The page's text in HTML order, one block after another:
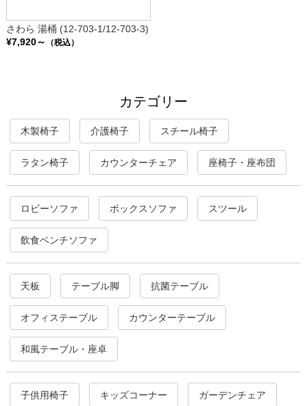
さわら 湯桶 (12-703-1/12-703-3)
¥7,920～
（税込）
カテゴリー
木製椅子 介護椅子 スチール椅子
ラタン椅子 カウンターチェア 座椅子・座布団
ロビーソファ ボックスソファ スツール
飲食ベンチソファ
天板 テーブル脚 抗菌テーブル
オフィステーブル カウンターテーブル
和風テーブル・座卓
子供用椅子 キッズコーナー ガーデンチェア